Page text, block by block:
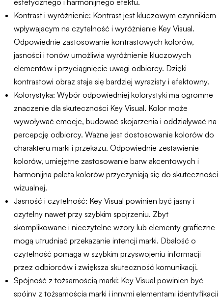
estetycznego i harmonijnego efektu.
Kontrast i wyróżnienie: Kontrast jest kluczowym czynnikiem
wpływającym na czytelność i wyróżnienie Key Visual.
Odpowiednie zastosowanie kontrastowych kolorów,
jasności i tonów umożliwia wyróżnienie kluczowych
elementów i przyciągnięcie uwagi odbiorcy. Dzięki
kontrastowi obraz staje się bardziej wyrazisty i efektowny.
Kolorystyka: Wybór odpowiedniej kolorystyki ma ogromne
znaczenie dla skuteczności Key Visual. Kolor może
wywoływać emocje, budować skojarzenia i oddziaływać na
percepcję odbiorcy. Ważne jest dostosowanie kolorów do
charakteru marki i przekazu. Odpowiednie zestawienie
kolorów, umiejętne zastosowanie barw akcentowych i
harmonijna paleta kolorów przyczyniają się do skuteczności
wizualnej.
Jasność i czytelność: Key Visual powinien być jasny i
czytelny nawet przy szybkim spojrzeniu. Zbyt
skomplikowane i nieczytelne wzory lub elementy graficzne
mogą utrudniać przekazanie intencji marki. Dbałość o
czytelność pomaga w szybkim przyswojeniu informacji
przez odbiorców i zwiększa skuteczność komunikacji.
Spójność z tożsamością marki: Key Visual powinien być
spójny z tożsamością marki i innymi elementami identyfikacji